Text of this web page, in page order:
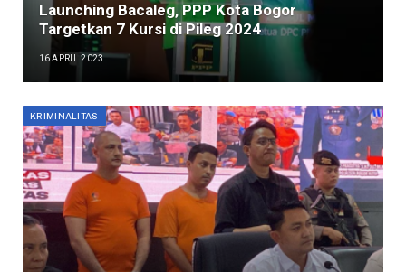
Launching Bacaleg, PPP Kota Bogor
Targetkan 7 Kursi di Pileg 2024
16 APRIL 2023
KRIMINALITAS